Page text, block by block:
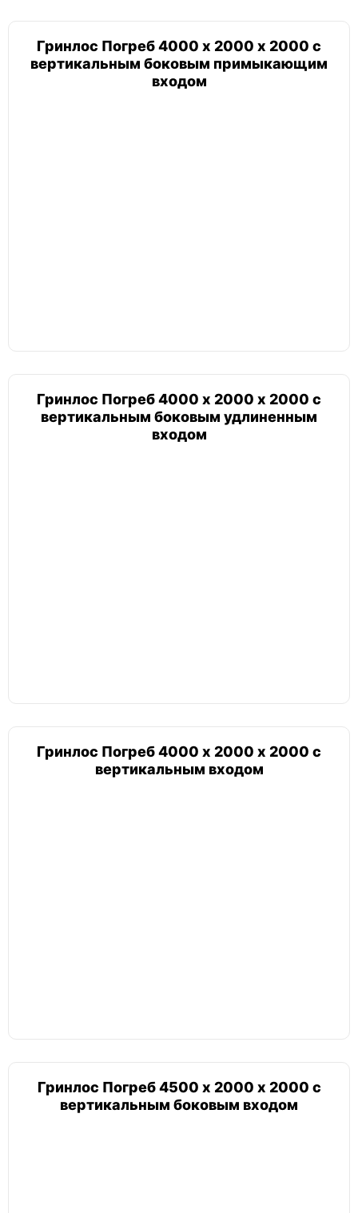
Гринлос Погреб 4000 х 2000 х 2000 с
вертикальным боковым примыкающим
входом
Гринлос Погреб 4000 х 2000 х 2000 с
вертикальным боковым удлиненным
входом
Гринлос Погреб 4000 х 2000 х 2000 с
вертикальным входом
Гринлос Погреб 4500 х 2000 х 2000 с
вертикальным боковым входом